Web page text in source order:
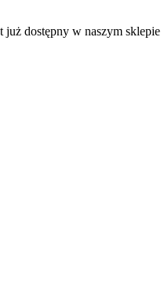
już dostępny w naszym sklepie